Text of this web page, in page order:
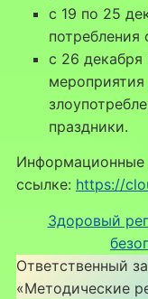
с 19 по 25
с 26
праздники.
Информационные
ссылке: https://
Здоровый
Ответственный
«Методические